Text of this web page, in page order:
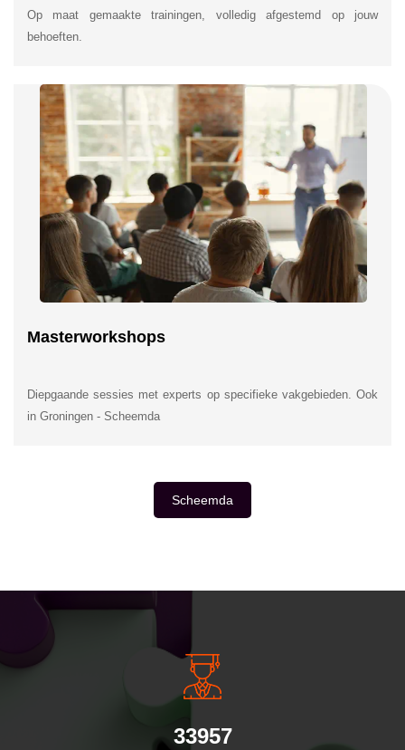
Op maat gemaakte trainingen, volledig afgestemd op jouw
behoeften.
Masterworkshops
Diepgaande sessies met experts op specifieke vakgebieden. Ook
in Groningen - Scheemda
Scheemda
INSIDE INFORMATIE
33957